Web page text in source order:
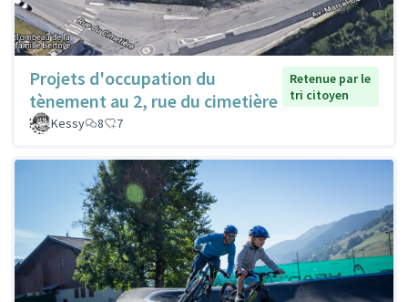
Projets d'occupation du
tènement au 2, rue du cimetière
Retenue par le
tri citoyen
Kessy
8 7